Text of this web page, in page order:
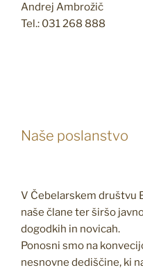
Andrej Ambrožič
Tel.: 031 268 888
Naše poslanstvo
V Čebelarskem društvu
naše člane ter širšo
dogodkih in novicah.
Ponosni smo na
nesnovne dediščine, ki